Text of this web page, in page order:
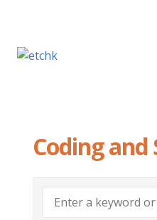
Coding and